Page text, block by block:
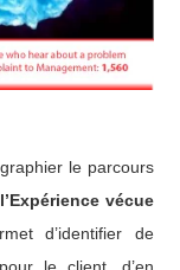
le parcours
l’Expérience vécue
d’identifier de